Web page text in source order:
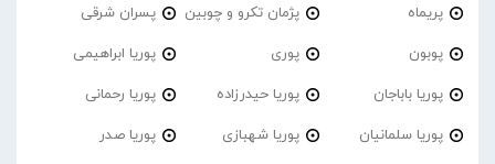
پریماه پژمان تکرو و چوبین پسران شرقی
پوبون پوری پوریا ابراهیمی
پوریا باباجان پوریا حیدرزاده پوریا رحمانی
پوریا سلمانیان پوریا شهبازی پوریا صدر